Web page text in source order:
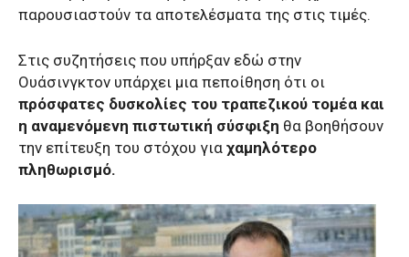
παρουσιαστούν τα αποτελέσματα της στις τιμές.
Στις συζητήσεις που υπήρξαν εδώ στην
Ουάσινγκτον υπάρχει μια πεποίθηση ότι οι
πρόσφατες δυσκολίες του τραπεζικού τομέα και
η αναμενόμενη πιστωτική σύσφιξη θα βοηθήσουν
την επίτευξη του στόχου για χαμηλότερο
πληθωρισμό.